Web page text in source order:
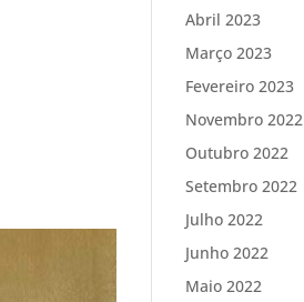
Abril 2023
Março 2023
Fevereiro 2023
Novembro 2022
Outubro 2022
Setembro 2022
Julho 2022
Junho 2022
Maio 2022